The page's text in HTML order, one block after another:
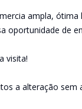
ampla,
oportunidade de
visita!
a alteração sem